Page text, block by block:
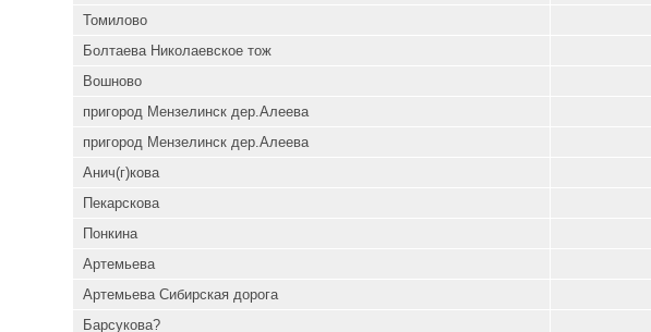
Томилово
Болтаева Николаевское тож
Вошново
пригород Мензелинск дер.Алеева
пригород Мензелинск дер.Алеева
Анич(г)кова
Пекарскова
Понкина
Артемьева
Артемьева Сибирская дорога
Барсукова?